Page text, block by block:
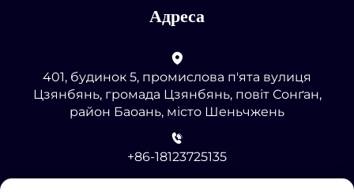
Адреса
401, будинок 5, промислова п'ята вулиця
Цзянбянь, громада Цзянбянь, повіт Сонґан,
район Баоань, місто Шеньчжень
+86-18123725135